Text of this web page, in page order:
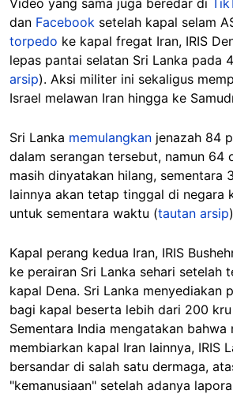
dan Facebook setelah kapal selam
torpedo ke kapal fregat Iran, IRIS
lepas pantai selatan Sri Lanka pada
arsip). Aksi militer ini sekaligus
Israel melawan Iran hingga ke
Sri Lanka memulangkan jenazah 84
dalam serangan tersebut, namun 64
masih dinyatakan hilang, sementara
lainnya akan tetap tinggal di negara
untuk sementara waktu (tautan arsip
Kapal perang kedua Iran, IRIS
ke perairan Sri Lanka sehari setelah
kapal Dena. Sri Lanka menyediakan
bagi kapal beserta lebih dari 200
Sementara India mengatakan bahwa
membiarkan kapal Iran lainnya, IRIS
bersandar di salah satu dermaga,
"kemanusiaan" setelah adanya